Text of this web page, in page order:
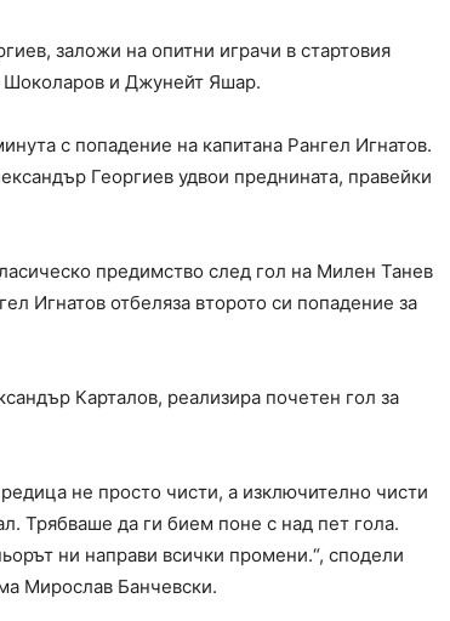
заложи на опитни играчи в стартовия
Шоколаров и Джунейт Яшар.
с попадение на капитана Рангел Игнатов.
Георгиев удвои преднината, правейки
предимство след гол на Милен Танев
Игнатов отбеляза второто си попадение за
Карталов, реализира почетен гол за
не просто чисти, а изключително чисти
Трябваше да ги бием поне с над пет гола.
ни направи всички промени.“, сподели
Мирослав Банчевски.